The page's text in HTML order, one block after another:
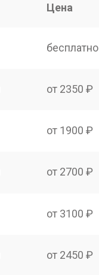
Цена
бесплатно
от 2350 ₽
от 1900 ₽
от 2700 ₽
от 3100 ₽
от 2450 ₽